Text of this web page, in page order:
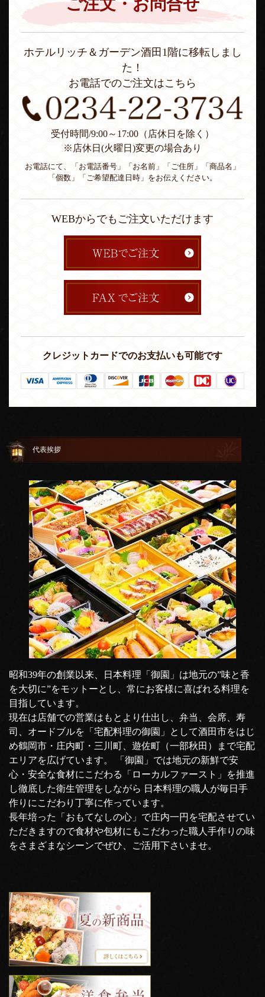
ご注文・お問合せ
ホテルリッチ＆ガーデン酒田1階に移転しまし
た！
お電話でのご注文はこちら
受付時間/9:00～17:00（店休日を除く）
※店休日(火曜日)変更の場合あり
お電話にて、「お電話番号」「お名前」「ご住所」「商品名」
「個数」「ご希望配達日時」をお伝えください。
WEBからでもご注文いただけます
クレジットカードでのお支払いも可能です
代表挨拶
昭和39年の創業以来、日本料理「御園」は地元の”味と香
を大切に”をモットーとし、常にお客様に喜ばれる料理を
目指しています。
現在は店舗での営業はもとより仕出し、弁当、会席、寿
司、オードブルを「宅配料理の御園」として酒田市をはじ
め鶴岡市・庄内町・三川町、遊佐町（一部秋田）まで宅配
エリアを広げています。 「御園」では地元の新鮮で安
心・安全な食材にこだわる「ローカルファースト」を推進
し徹底した衛生管理をしながら 日本料理の職人が毎日手
作りにこだわり丁寧に作っています。
長年培った「おもてなしの心」で庄内一円を宅配させてい
ただきますので食材や包材にもこだわった職人手作りの味
をさまざまなシーンでぜひ、ご活用下さいませ。